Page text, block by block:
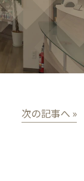
次の記事へ »